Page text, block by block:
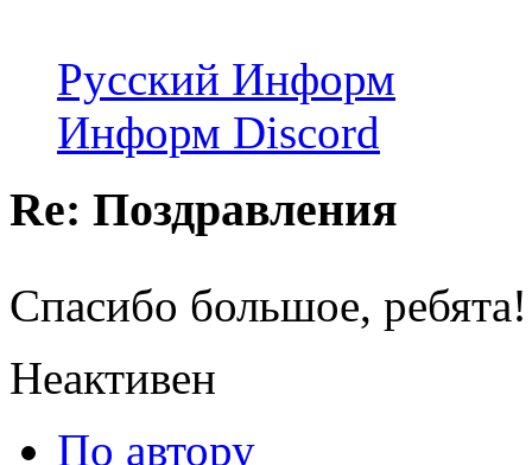
Русский Информ
Информ Discord
Re: Поздравления
Спасибо большое,
Неактивен
По автору